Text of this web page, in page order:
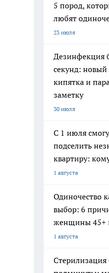
5 пород,
любят
23 июля
Дезинфекция
секунд: новый
кипятка и
заметку
30 июля
С 1 июля
подселить
квартиру:
1 августа
Одиночество
выбор: 6
женщины 45+
1 августа
Стерилизация